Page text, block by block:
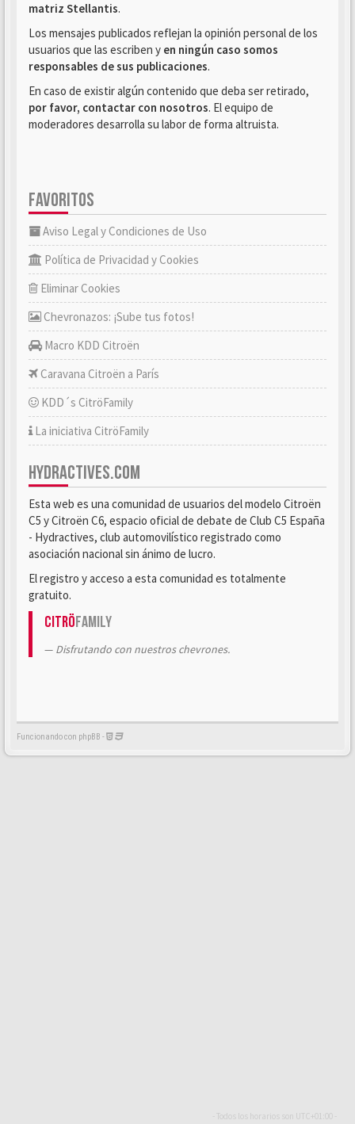
matriz Stellantis.
Los mensajes publicados reflejan la opinión personal de los
usuarios que las escriben y en ningún caso somos
responsables de sus publicaciones.
En caso de existir algún contenido que deba ser retirado,
por favor, contactar con nosotros. El equipo de
moderadores desarrolla su labor de forma altruista.
FAVORITOS
Aviso Legal y Condiciones de Uso
Política de Privacidad y Cookies
Eliminar Cookies
Chevronazos: ¡Sube tus fotos!
Macro KDD Citroën
Caravana Citroën a París
KDD´s CitröFamily
La iniciativa CitröFamily
HYDRACTIVES.COM
Esta web es una comunidad de usuarios del modelo Citroën
C5 y Citroën C6, espacio oficial de debate de Club C5 España
- Hydractives, club automovilístico registrado como
asociación nacional sin ánimo de lucro.
El registro y acceso a esta comunidad es totalmente
gratuito.
CitröFamily
Disfrutando con nuestros chevrones.
Funcionando con phpBB -
- Todos los horarios son UTC+01:00